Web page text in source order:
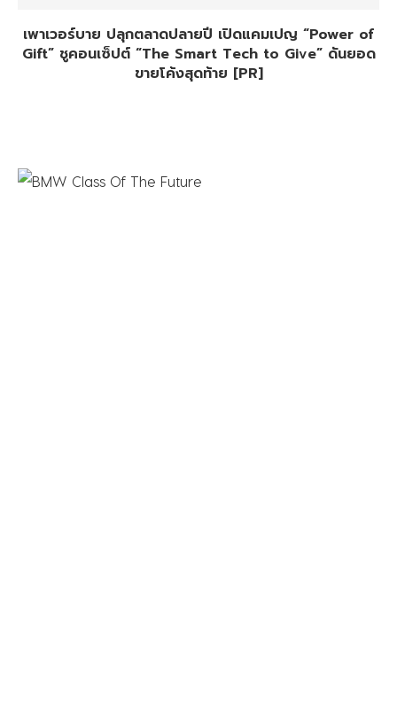
เพาเวอร์บาย ปลุกตลาดปลายปี เปิดแคมเปญ “Power of
Gift” ชูคอนเซ็ปต์ “The Smart Tech to Give” ดันยอด
ขายโค้งสุดท้าย [PR]